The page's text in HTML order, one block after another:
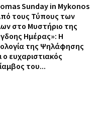
Sunday in Mykonos
τους Τύπους των
στο Μυστήριο της
Ημέρας»: Η
της Ψηλάφησης
ο ευχαριστιακός
του...